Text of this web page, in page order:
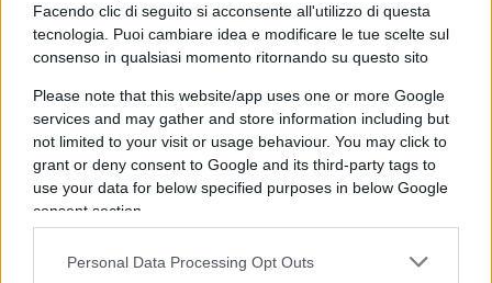
Facendo clic di seguito si acconsente all'utilizzo di questa
tecnologia. Puoi cambiare idea e modificare le tue scelte sul
consenso in qualsiasi momento ritornando su questo sito
Please note that this website/app uses one or more Google
services and may gather and store information including but
not limited to your visit or usage behaviour. You may click to
grant or deny consent to Google and its third-party tags to
use your data for below specified purposes in below Google
consent section.
Personal Data Processing Opt Outs